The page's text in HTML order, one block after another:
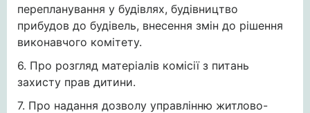
перепланування у будівлях, будівництво
прибудов до будівель, внесення змін до рішення
виконавчого комітету.
6. Про розгляд матеріалів комісії з питань
захисту прав дитини.
7. Про надання дозволу управлінню житлово-